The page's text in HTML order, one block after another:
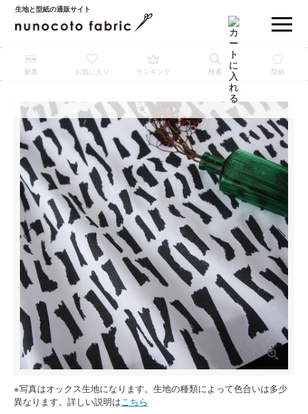
生地と型紙の通販サイト
新着 お気に入り ランキング 検索 型紙
※写真はオックス生地になります。生地の種類によって色合いは多少
異なります。詳しい説明はこちら